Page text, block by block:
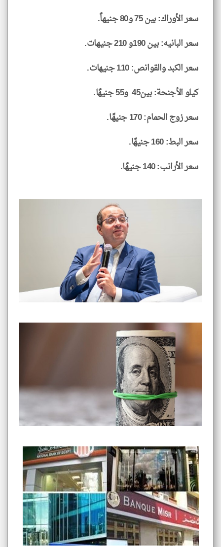
سعر الأوراك: بين 75 و80 جنيهاً.
سعر البانيه: بين 190و 210 جنيهات.
سعر الكبد والقوانص: 110 جنيهات.
كيلو الأجنحة: بين45 و55 جنيهًا.
سعر زوج الحمام: 170 جنيهًا.
سعر البط: 160 جنيهًا.
سعر الأرانب: 140 جنيهًا.